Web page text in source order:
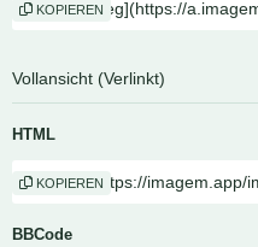
KOPIEREN
Vollansicht (Verlinkt)
HTML
KOPIEREN
BBCode